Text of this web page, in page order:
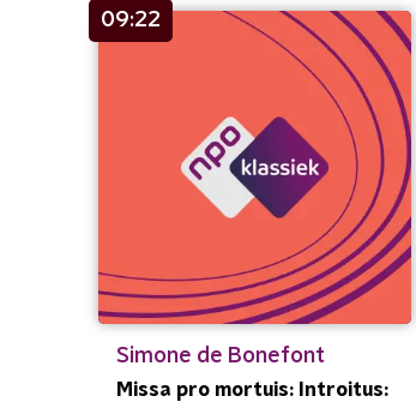
09:22
Simone de Bonefont
Missa pro mortuis: Introitus: